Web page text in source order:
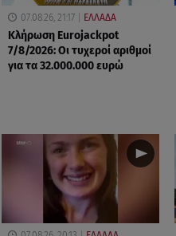
07.08.26, 21:17 ΕΛΛΑΔΑ
Κλήρωση Eurojackpot
7/8/2026: Οι τυχεροί αριθμοί
για τα 32.000.000 ευρώ